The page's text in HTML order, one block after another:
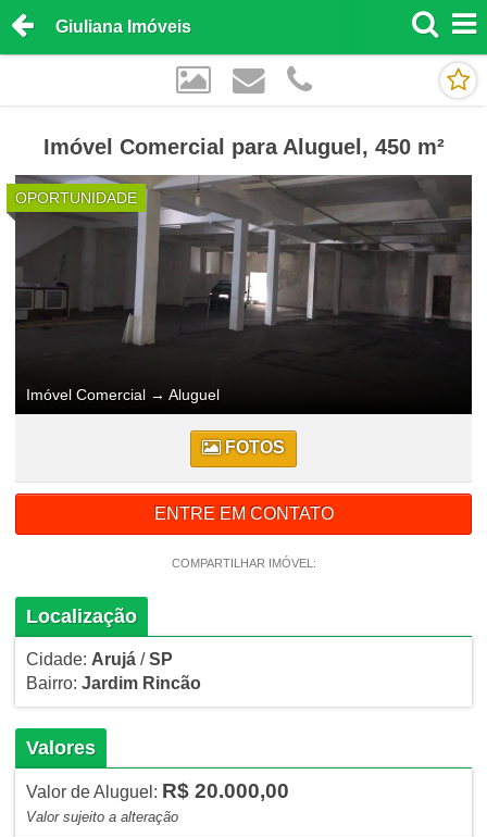
Giuliana Imóveis
Imóvel Comercial para Aluguel, 450 m²
OPORTUNIDADE
Imóvel Comercial → Aluguel
FOTOS
ENTRE EM CONTATO
COMPARTILHAR IMÓVEL:
Localização
Cidade: Arujá/SP
Bairro: Jardim Rincão
Valores
Valor de Aluguel: R$ 20.000,00
Valor sujeito a alteração